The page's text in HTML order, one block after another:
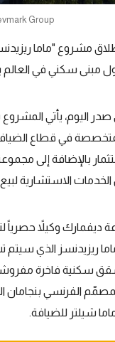
Group
مشروع "ماما
أول مبنى سكني في
اليوم، يأتي المشروع
في قطاع
بالإضافة إلى
الاستشارية
ديفمارك وكيلاً حصرياً
ريزيدنسز الذي سيتم
سكنية فاخرة
الفرنسي بنجامان
شيلتر للضيافة.